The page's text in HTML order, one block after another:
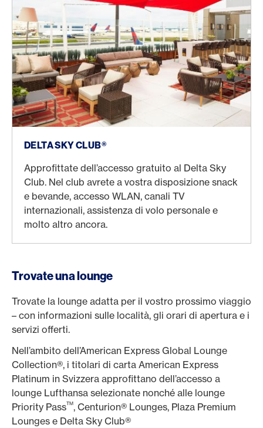
DELTA SKY CLUB®
Approfittate dell’accesso gratuito al Delta Sky
Club. Nel club avrete a vostra disposizione snack
e bevande, accesso WLAN, canali TV
internazionali, assistenza di volo personale e
molto altro ancora.
Trovate una lounge
Trovate la lounge adatta per il vostro prossimo viaggio
– con informazioni sulle località, gli orari di apertura e i
servizi offerti.
Nell’ambito dell’American Express Global Lounge
Collection®, i titolari di carta American Express
Platinum in Svizzera approfittano dell’accesso a
lounge Lufthansa selezionate nonché alle lounge
Priority PassTM, Centurion® Lounges, Plaza Premium
Lounges e Delta Sky Club®